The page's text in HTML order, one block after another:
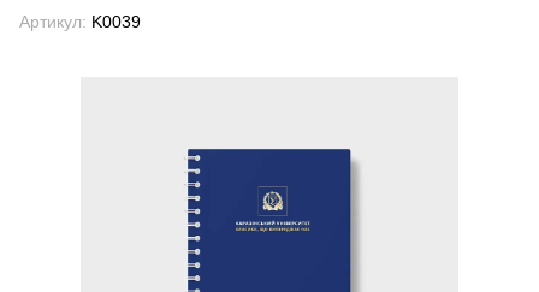
Артикул: K0039